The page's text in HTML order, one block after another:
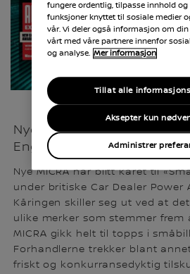
Nye MICRA kåret til
England
Nye MICRA har blitt kåret til
under britiske Car Dealer Power
Kåringen skiller seg ut ved at
ulike merker som stemmer frem
MICRA gikk helt til topps i
Forhandlerne trekker blant
friskt og konkurransedyktig
fungere ordentlig, tilpasse innhold og
funksjoner knyttet til sosiale medier
vår. Vi deler også informasjon om
vårt med våre partnere innenfor
og analyse. Mer informasjon
Administrer
Aksepter kun
Tillat alle